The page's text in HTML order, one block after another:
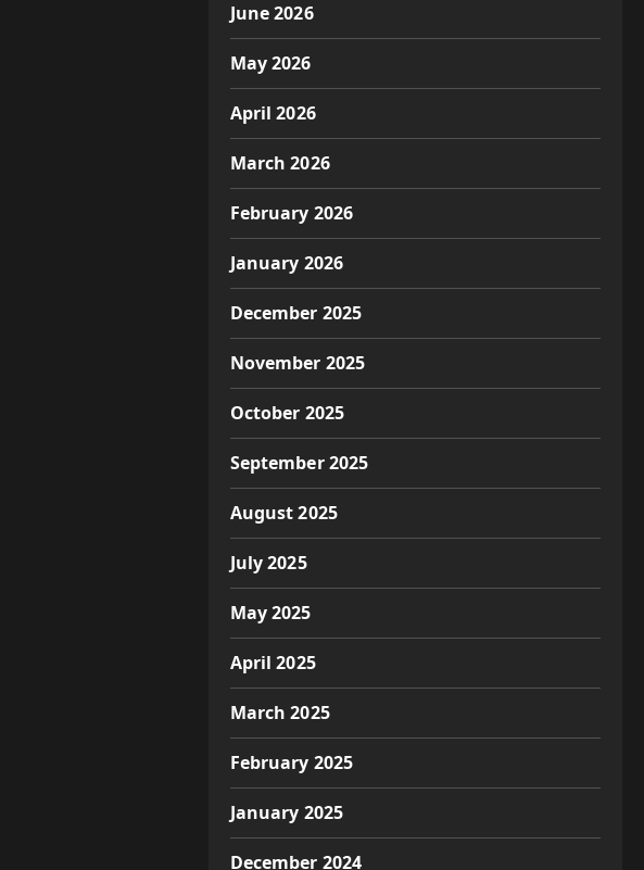
June 2026
May 2026
April 2026
March 2026
February 2026
January 2026
December 2025
November 2025
October 2025
September 2025
August 2025
July 2025
May 2025
April 2025
March 2025
February 2025
January 2025
December 2024